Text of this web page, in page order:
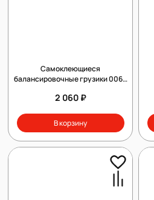
Самоклеющиеся
балансировочные грузики 0062
2 060 ₽
В корзину